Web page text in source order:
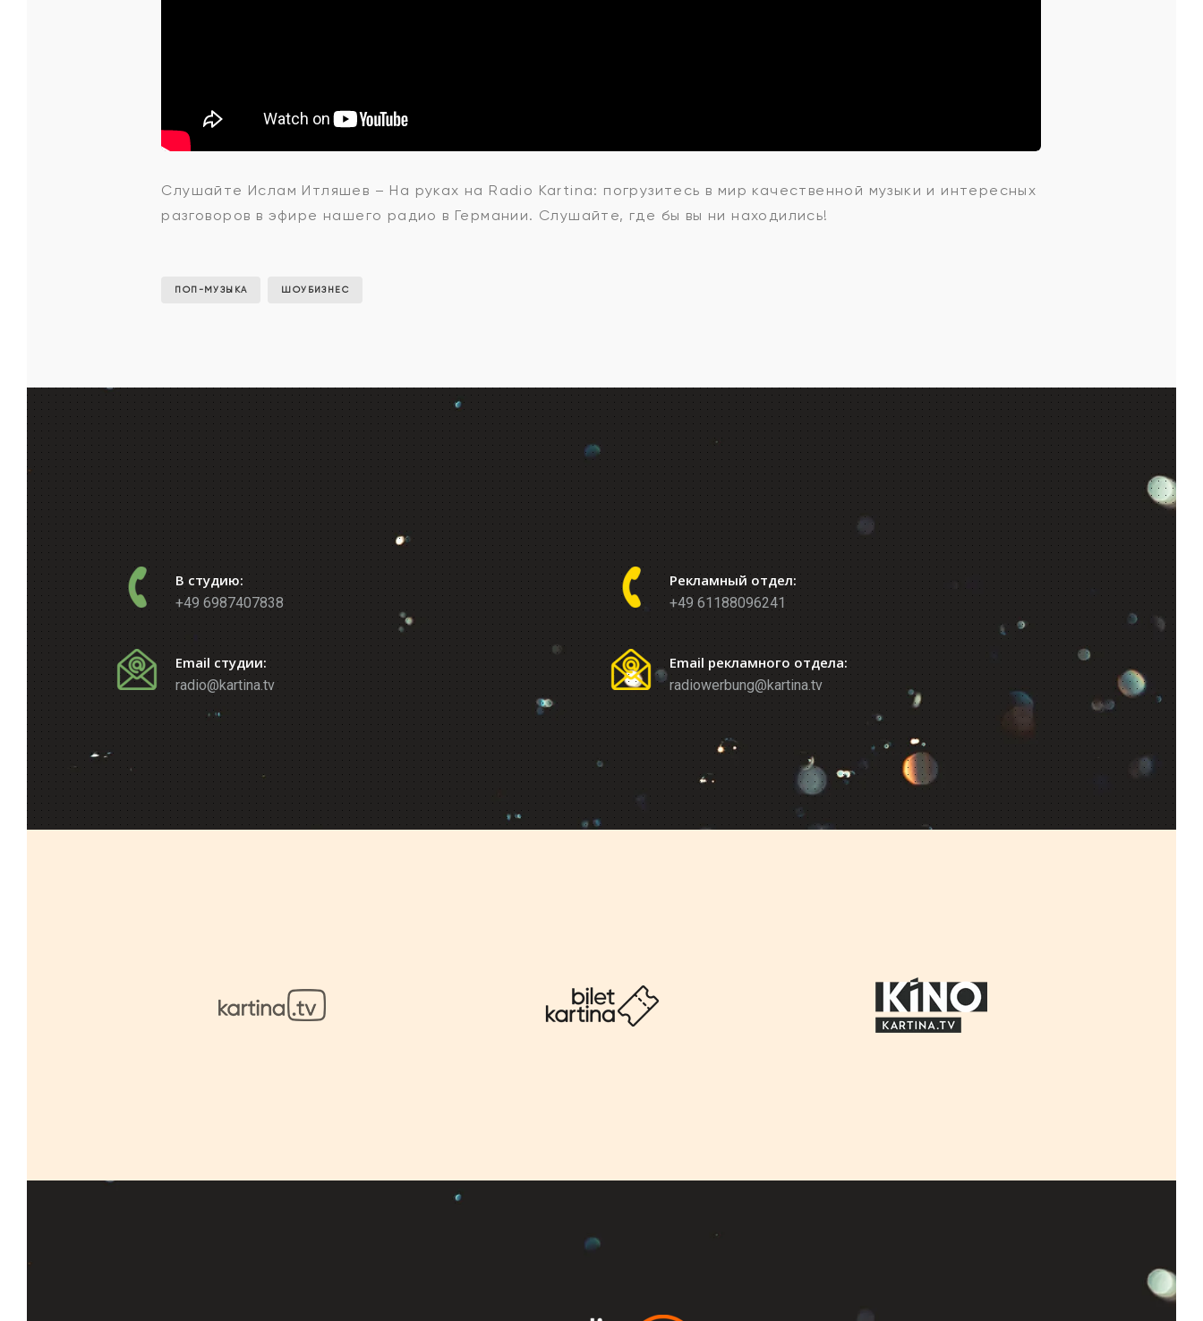
Ислам
-
руках
Слушайте Ислам Итляшев – На руках на Radio Kartina: погрузитесь в мир качественной музыки и интересных
разговоров в эфире нашего радио в Германии. Слушайте, где бы вы ни находились!
ПОП-МУЗЫКА ШОУБИЗНЕС
В студию:
+49 6987407838
Email студии:
radio@kartina.tv
Рекламный отдел:
+49 61188096241
Email рекламного отдела:
radiowerbung@kartina.tv